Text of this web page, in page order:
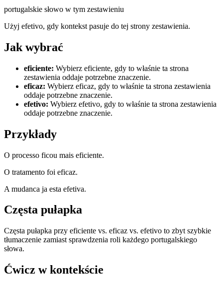
portugalskie słowo w tym zestawieniu
Użyj efetivo, gdy kontekst pasuje do tej strony zestawienia.
Jak wybrać
eficiente: Wybierz eficiente, gdy to właśnie ta strona
zestawienia oddaje potrzebne znaczenie.
eficaz: Wybierz eficaz, gdy to właśnie ta strona zestawienia
oddaje potrzebne znaczenie.
efetivo: Wybierz efetivo, gdy to właśnie ta strona zestawienia
oddaje potrzebne znaczenie.
Przykłady
O processo ficou mais eficiente.
O tratamento foi eficaz.
A mudanca ja esta efetiva.
Częsta pułapka
Częsta pułapka przy eficiente vs. eficaz vs. efetivo to zbyt szybkie
tłumaczenie zamiast sprawdzenia roli każdego portugalskiego
słowa.
Ćwicz w kontekście